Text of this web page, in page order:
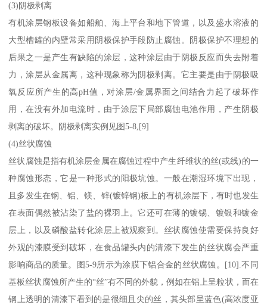
(3)阴极剥离
有机涂层钢板设备如船舶、海上平台和地下管道，以及盛水溶液的
大型槽罐的内壁常采用阴极保护手段防止腐蚀。阴极保护不理想的
后果之一是产生有缺陷的涂层，这种涂层由于阴极反应而失去附着
力，涂层从金属离，这种现象称为阴极剥离。它主要是由于阴极吸
氧反应所产生的高pH值，对涂层/金属界面之间结合力起了破坏作
用，在没有外加电流时，由于涂层下局部腐蚀电池作用，产生阴极
剥离的破坏。阴极剥离实例见图5-8,[9]
(4)丝状腐蚀
丝状腐蚀是指有机涂层金属在腐蚀过程中产生纤维状的丝(或线)的一
种腐蚀形态，它是一种形式的阳极坑蚀。一般在潮湿环境下出现，
且多发生在钢、铝、镁、锌(镀锌钢)板上的有机涂层下，有时也发生
在表面偶然被沾染了盐的裸羽上。它还可在薄的镀锡、镀银和镀金
层上，以及磷酸盐转化涂层上被观察到。丝状腐蚀使需要保持良好
外观的漆膜受到破坏，在食品罐头内的清漆下发生的丝状腐会严重
影响商品的质量。图5-9所示为涂膜下铝合金的丝状腐蚀。[10].不同
基板丝状腐蚀所产生的“丝”有不同的外貌，例如在铝上呈粒状，而在
钢上透明的清漆下看到的是很细且尖的丝，其头部呈蓝色(高浓度亚